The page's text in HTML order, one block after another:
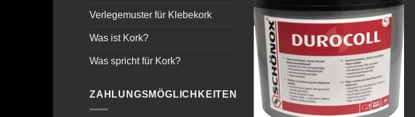
Verlegemuster für Klebekork
Was ist Kork?
Was spricht für Kork?
ZAHLUNGSMÖGLICHKEITEN